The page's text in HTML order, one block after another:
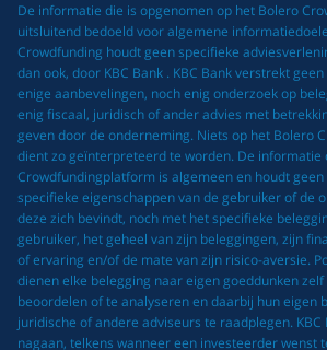
De informatie die is opgenomen op het Bolero
uitsluitend bedoeld voor algemene
Crowdfunding houdt geen specifieke
dan ook, door KBC Bank . KBC Bank verstrekt
enige aanbevelingen, noch enig onderzoek op
enig fiscaal, juridisch of ander advies met
geven door de onderneming. Niets op het Bolero
dient zo geïnterpreteerd te worden. De informatie
Crowdfundingplatform is algemeen en houdt
specifieke eigenschappen van de gebruiker of de
deze zich bevindt, noch met het specifieke
gebruiker, het geheel van zijn beleggingen, zijn
of ervaring en/of de mate van zijn risico-aversie.
dienen elke belegging naar eigen goeddunken
beoordelen of te analyseren en daarbij hun eigen
juridische of andere adviseurs te raadplegen.
nagaan, telkens wanneer een investeerder wenst